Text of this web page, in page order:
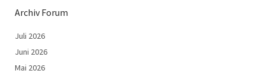
Archiv Forum
Juli 2026
Juni 2026
Mai 2026